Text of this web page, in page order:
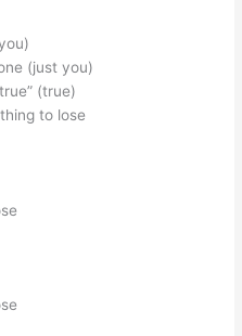
(just you)
(true)
to lose